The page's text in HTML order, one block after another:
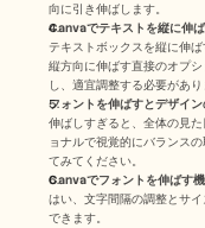
向に引き伸ばします。
Canvaでテキストを縦に伸
テキストボックスを縦に伸
縦方向に伸ばす直接のオプ
し、適宜調整する必要があり
フォントを伸ばすとデザイ
伸ばしすぎると、全体の見
ョナルで視覚的にバランス
てみてください。
Canvaでフォントを伸ばす
はい、文字間隔の調整とサ
できます。